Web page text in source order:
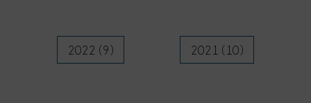
2022 (9) 2021 (10)